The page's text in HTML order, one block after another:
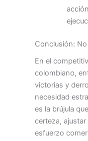
Conclusión:
En el
colombiano,
victorias y
necesidad
es la brújula
certeza,
esfuerzo